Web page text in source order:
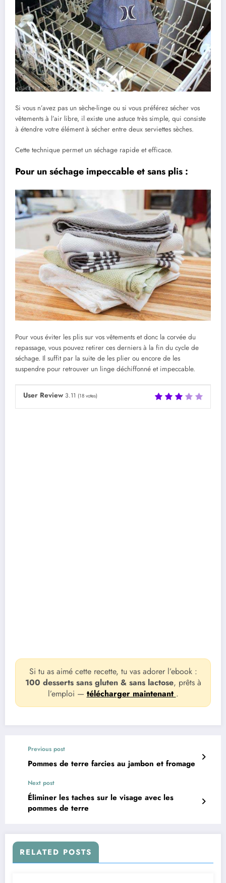
Si vous n’avez pas un sèche-linge ou si vous préférez sécher vos
vêtements à l’air libre, il existe une astuce très simple, qui consiste
à étendre votre élément à sécher entre deux serviettes sèches.
Cette technique permet un séchage rapide et efficace.
Pour un séchage impeccable et sans plis :
Pour vous éviter les plis sur vos vêtements et donc la corvée du
repassage, vous pouvez retirer ces derniers à la fin du cycle de
séchage. Il suffit par la suite de les plier ou encore de les
suspendre pour retrouver un linge déchiffonné et impeccable.
User Review 3.11 (18 votes)
Si tu as aimé cette recette, tu vas adorer l’ebook :
100 desserts sans gluten & sans lactose, prêts à
l’emploi — télécharger maintenant .
Previous post
Pommes de terre farcies au jambon et fromage
Next post
Éliminer les taches sur le visage avec les
pommes de terre
RELATED POSTS